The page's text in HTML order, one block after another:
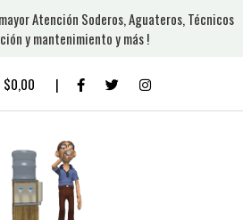
Atención Soderos, Aguateros, Técnicos
y mantenimiento y más !
$0,00